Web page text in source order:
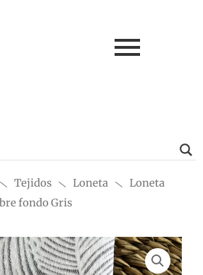
Tejidos Loneta
Loneta
fondo Gris